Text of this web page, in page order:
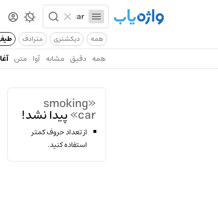
همه دیکشنری مترادف
همه دقیق مشابه آوا متن
«smoking
car» پیدا نشد!
از تعداد حروف کمتر
استفاده کنید.